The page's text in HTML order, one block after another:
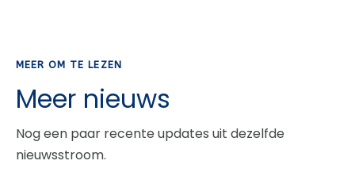
MEER OM TE LEZEN
Meer nieuws
Nog een paar recente updates uit dezelfde
nieuwsstroom.